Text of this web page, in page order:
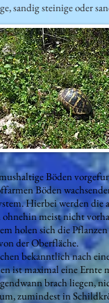
sandig steinige oder
Böden
Böden
Hierbei werden
meist nicht
holen sich die
der Oberfläche.
bekanntlich nach
ist maximal eine
brach
zumindest in